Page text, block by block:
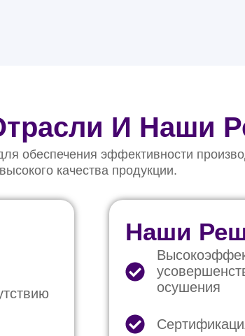
И Наши
обеспечения эффективности
высокого качества продукции.
Наши
осушения